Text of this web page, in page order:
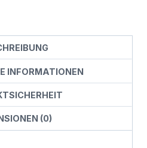
INFORMATIONEN
(0)